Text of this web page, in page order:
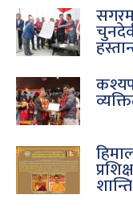
कश्यप